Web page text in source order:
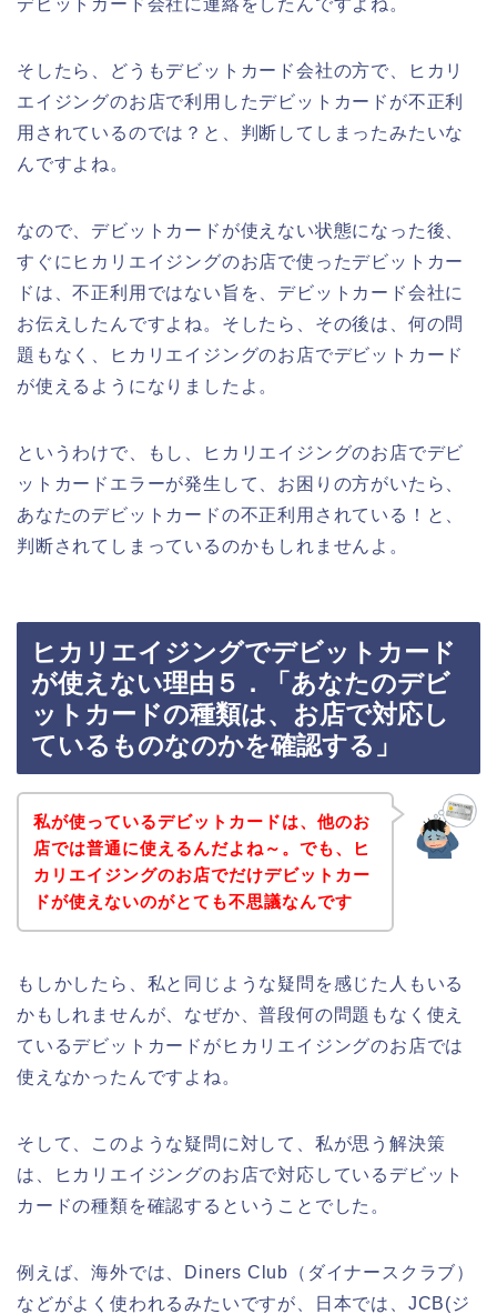
そしたら、どうもデビットカード会社の方で、ヒカリ
エイジングのお店で利用したデビットカードが不正利
用されているのでは？と、判断してしまったみたいな
んですよね。
なので、デビットカードが使えない状態になった後、
すぐにヒカリエイジングのお店で使ったデビットカー
ドは、不正利用ではない旨を、デビットカード会社に
お伝えしたんですよね。そしたら、その後は、何の問
題もなく、ヒカリエイジングのお店でデビットカード
が使えるようになりましたよ。
というわけで、もし、ヒカリエイジングのお店でデビ
ットカードエラーが発生して、お困りの方がいたら、
あなたのデビットカードの不正利用されている！と、
判断されてしまっているのかもしれませんよ。
ヒカリエイジングでデビットカード
が使えない理由５．「あなたのデビ
ットカードの種類は、お店で対応し
ているものなのかを確認する」
私が使っているデビットカードは、他のお
店では普通に使えるんだよね～。でも、ヒ
カリエイジングのお店でだけデビットカー
ドが使えないのがとても不思議なんです
もしかしたら、私と同じような疑問を感じた人もいる
かもしれませんが、なぜか、普段何の問題もなく使え
ているデビットカードがヒカリエイジングのお店では
使えなかったんですよね。
そして、このような疑問に対して、私が思う解決策
は、ヒカリエイジングのお店で対応しているデビット
カードの種類を確認するということでした。
例えば、海外では、Diners Club（ダイナースクラブ）
などがよく使われるみたいですが、日本では、JCB(ジ